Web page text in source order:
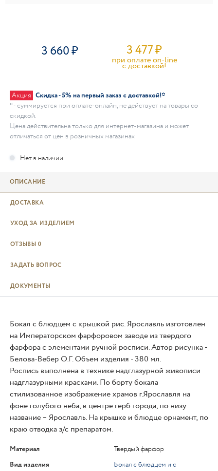
3 660 3 477₽
при оплате on-line
c доставкой!
Акция Скидка - 5% на первый заказ с доставкой!*
* - суммируется при оплате-онлайн, не действует на товары со
скидкой.
Цена действительна только для интернет-магазина и может
отличаться от цен в розничных магазинах
ОПИСАНИЕ
ДОСТАВКА
УХОД ЗА ИЗДЕЛИЕМ
ОТЗЫВЫ 0
ЗАДАТЬ ВОПРОС
ДОКУМЕНТЫ
Бокал с блюдцем с крышкой рис. Ярославль изготовлен
на Императорском фарфоровом заводе из твердого
фарфора с элементами ручной росписи. Автор рисунка -
Белова-Вебер О.Г. Объем изделия - 380 мл.
Роспись выполнена в технике надглазурной живописи
надглазурными красками. По борту бокала
стилизованное изображение храмов г.Ярославля на
фоне голубого неба, в центре герб города, по низу
название – Ярославль. На крышке и блюдце орнамент, по
краю отводка з/с препаратом.
Материал
Твердый фарфор
Вид изделия
Бокал с блюдцем и с